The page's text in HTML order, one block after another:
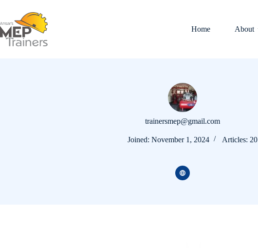
content
Home
About
trainersmep@gmail.com
Joined: November 1, 2024 Articles: 20